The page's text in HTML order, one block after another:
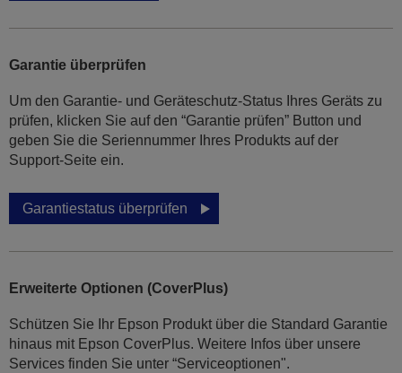
Garantie überprüfen
Um den Garantie- und Geräteschutz-Status Ihres Geräts zu
prüfen, klicken Sie auf den “Garantie prüfen” Button und
geben Sie die Seriennummer Ihres Produkts auf der
Support-Seite ein.
Garantiestatus überprüfen
Erweiterte Optionen (CoverPlus)
Schützen Sie Ihr Epson Produkt über die Standard Garantie
hinaus mit Epson CoverPlus. Weitere Infos über unsere
Services finden Sie unter “Serviceoptionen".